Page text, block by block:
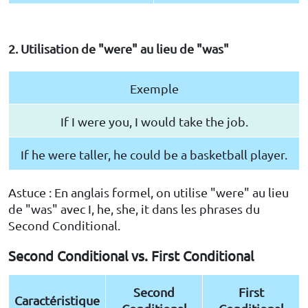
2. Utilisation de "were" au lieu de "was"
Exemple
If I were you, I would take the job.
If he were taller, he could be a basketball player.
Astuce : En anglais formel, on utilise "were" au lieu
de "was" avec I, he, she, it dans les phrases du
Second Conditional.
Second Conditional vs. First Conditional
Caractéristique
Second
First